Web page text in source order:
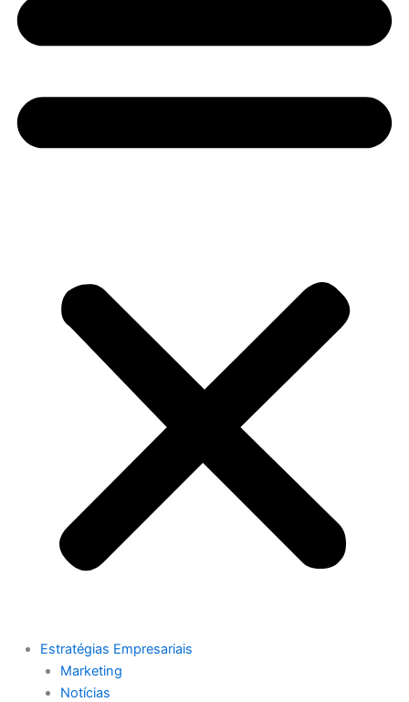
Estratégias Empresariais
Marketing
Notícias